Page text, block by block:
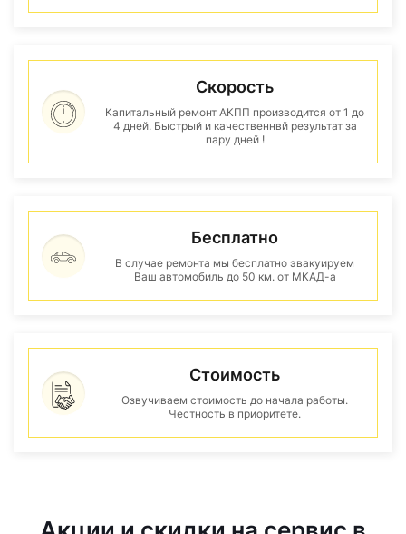
Скорость
Капитальный ремонт АКПП производится от 1 до
4 дней. Быстрый и качественнвй результат за
пару дней !
Бесплатно
В случае ремонта мы бесплатно эвакуируем
Ваш автомобиль до 50 км. от МКАД-а
Стоимость
Озвучиваем стоимость до начала работы.
Честность в приоритете.